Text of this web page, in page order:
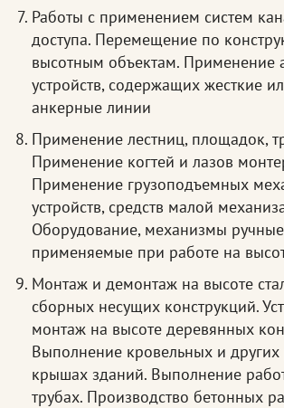
Работы с применением систем
доступа. Перемещение по
высотным объектам. Применение
устройств, содержащих жесткие
анкерные линии
Применение лестниц, площадок,
Применение когтей и лазов
Применение грузоподъемных
устройств, средств малой
Оборудование, механизмы
применяемые при работе на
Монтаж и демонтаж на высоте
сборных несущих конструкций.
монтаж на высоте деревянных
Выполнение кровельных и других
крышах зданий. Выполнение
трубах. Производство бетонных